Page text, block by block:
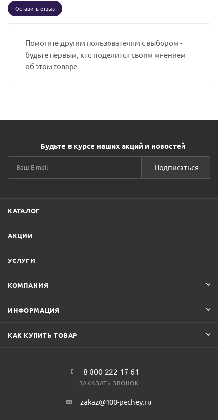
Оставить отзыв
Помогите другим пользователям с выбором -
будьте первым, кто поделится своим мнением
об этом товаре
Будьте в курсе наших акций и новостей
Подписаться
КАТАЛОГ
АКЦИИ
УСЛУГИ
КОМПАНИЯ
ИНФОРМАЦИЯ
КАК КУПИТЬ ТОВАР
8 800 222 17 61
ЗАКАЗАТЬ ЗВОНОК
zakaz@100-pechey.ru